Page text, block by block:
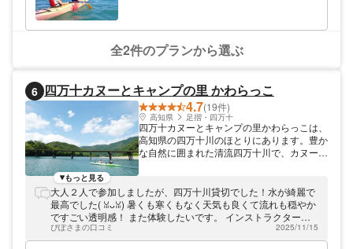
をお伝えしたい！と思っています。カヤック
が初めての方には、パドルの使い方から丁寧
に教えますのでご安心ください。お子様も3
ることを楽しみにしています。遊びに来てく
ださいね！
全2件のプランから選ぶ
6 四万十カヌーとキャンプの里 かわらっこ
4.7(19件)
高知県 足摺・四万十
四万十カヌーとキャンプの里かわらっこは、
高知県の四万十川のほとりにあります。豊か
な自然に囲まれた清流四万十川で、カヌー体
カヌーツーリングに出かけて、大自然を満喫
しませんか。ご家族と、ご友人と、皆様でお
越しください。
もっと見る
大人２人で参加しましたが、四万十川貸切でした！水が綺麗で
最高でした(⁠ ⁠ꈍ⁠ᴗ⁠ꈍ⁠) 暑くも寒くもなく天気も良くて流れも穏やか
ですごい透明感！ また体験したいです。 インストラクターの
方も感じ良くて楽しく過ごせました。
ぴぽさまの口コミ 2025/11/15